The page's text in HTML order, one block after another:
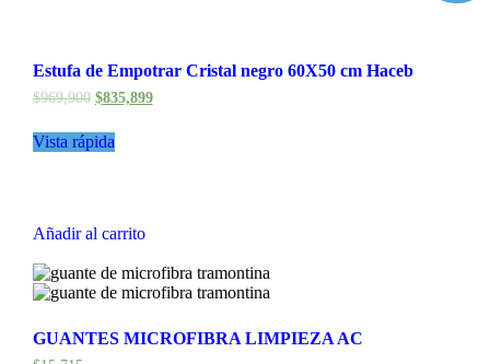
Estufa de Empotrar Cristal negro 60X50 cm Haceb
$969,900 $835,899
Vista rápida
Añadir al carrito
GUANTES MICROFIBRA LIMPIEZA AC